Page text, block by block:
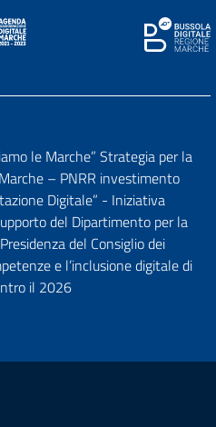
le Marche” Strategia per la
– PNRR investimento
Digitale” - Iniziativa
del Dipartimento per la
del Consiglio dei
e l’inclusione digitale di
il 2026